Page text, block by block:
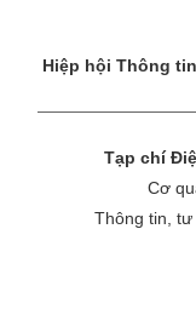
Hiệp hội Thông
Tạp chí
Cơ
Thông tin,